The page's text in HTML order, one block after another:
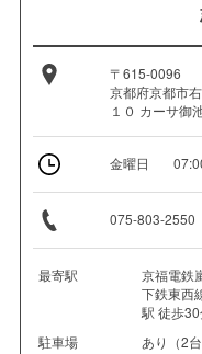
〒615-0096
京都府京都市
１０ カーサ御
金曜日
075-803-2550
最寄駅
京福電鉄
下鉄東西
駅 徒歩
駐車場
あり（2台